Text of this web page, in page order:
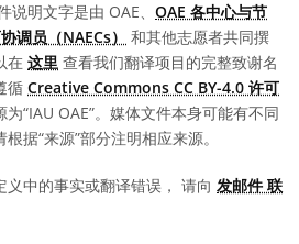
明文字是由 OAE、 OAE 各中心与节
调员（NAECs）
和其他志愿者共同撰
在 这里 查看我们翻译项目的完整致谢名
循 Creative Commons CC BY-4.0 许可
“IAU OAE”。媒体文件本身可能有不同
据“来源”部分注明相应来源。
中的事实或翻译错误， 请向 发邮件 联